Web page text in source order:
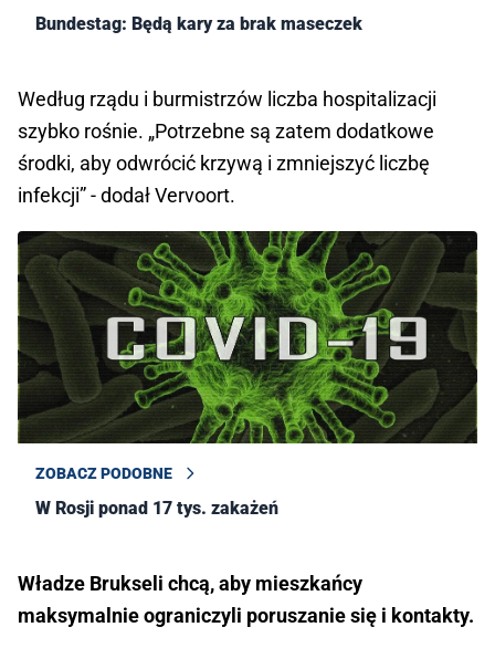
Bundestag: Będą kary za brak maseczek
Według rządu i burmistrzów liczba hospitalizacji
szybko rośnie. „Potrzebne są zatem dodatkowe
środki, aby odwrócić krzywą i zmniejszyć liczbę
infekcji” - dodał Vervoort.
ZOBACZ PODOBNE
W Rosji ponad 17 tys. zakażeń
Władze Brukseli chcą, aby mieszkańcy
maksymalnie ograniczyli poruszanie się i kontakty.